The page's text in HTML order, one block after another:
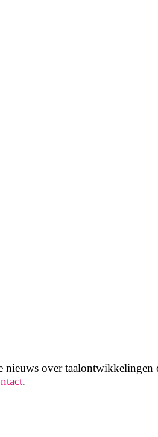
over taalontwikkelingen
.